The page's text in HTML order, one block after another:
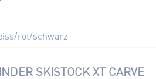
rot/schwarz
SKISTOCK XT CARVE